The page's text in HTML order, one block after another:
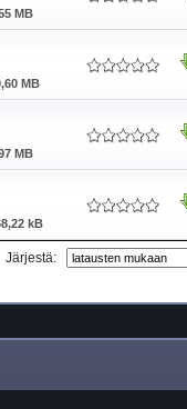
MB
MB
MB
kB
Järjestä: